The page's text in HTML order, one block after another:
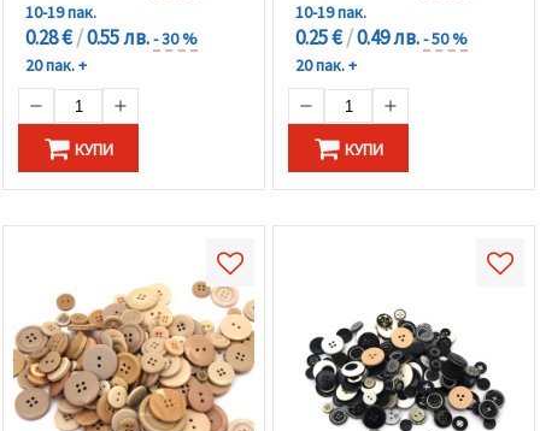
10-19 пак.
0.28 €/0.55 лв.- 30 %
20 пак. +
КУПИ
10-19 пак.
0.25 €/0.49 лв.- 50 %
20 пак. +
КУПИ